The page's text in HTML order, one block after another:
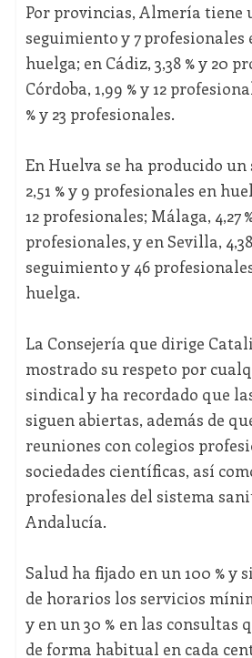
Por provincias, Almería tiene
seguimiento y 7 profesionales
huelga; en Cádiz, 3,38 % y 20
Córdoba, 1,99 % y 12
% y 23 profesionales.
En Huelva se ha producido
2,51 % y 9 profesionales en
12 profesionales; Málaga, 4,27
profesionales, y en Sevilla, 4,38
seguimiento y 46
huelga.
La Consejería que dirige
mostrado su respeto por
sindical y ha recordado que
siguen abiertas, además de
reuniones con colegios
sociedades científicas, así
profesionales del sistema
Andalucía.
Salud ha fijado en un 100 % y
de horarios los servicios
y en un 30 % en las consultas
de forma habitual en cada